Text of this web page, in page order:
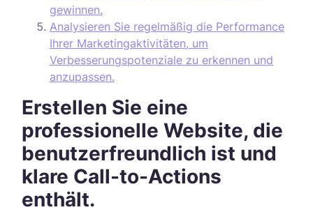
gewinnen.
Analysieren Sie regelmäßig die Performance
Ihrer Marketingaktivitäten, um
Verbesserungspotenziale zu erkennen und
anzupassen.
Erstellen Sie eine
professionelle Website, die
benutzerfreundlich ist und
klare Call-to-Actions
enthält.